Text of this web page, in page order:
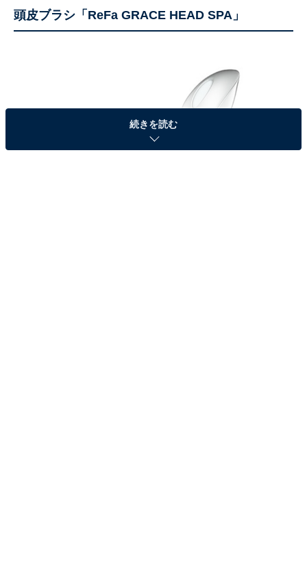
頭皮ブラシ「ReFa GRACE HEAD SPA」
続きを読む